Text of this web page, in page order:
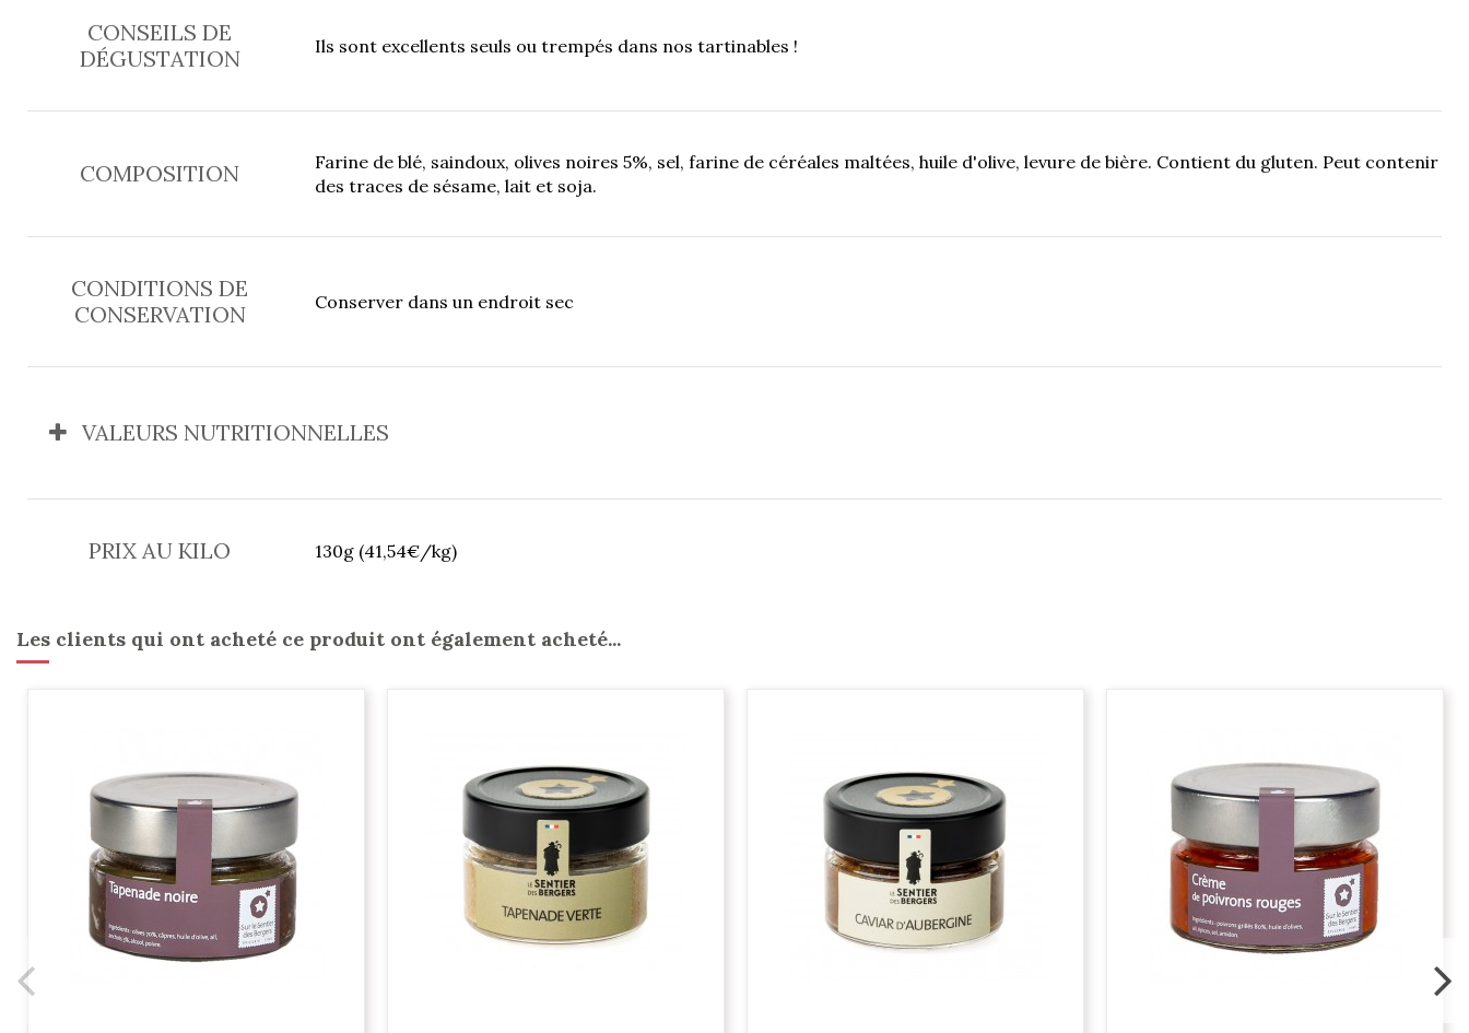
CONSEILS DE
DÉGUSTATION
Ils sont excellents seuls ou trempés dans nos tartinables !
COMPOSITION
Farine de blé, saindoux, olives noires 5%, sel, farine de céréales maltées, huile d'olive, levure de bière. Contient du gluten. Peut contenir
des traces de sésame, lait et soja.
CONDITIONS DE
CONSERVATION
Conserver dans un endroit sec
VALEURS NUTRITIONNELLES
PRIX AU KILO 130g (41,54€/kg)
Les clients qui ont acheté ce produit ont également acheté...